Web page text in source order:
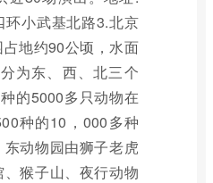
环小武基北路3.北京
地约90公顷，水面
为东、西、北三个
的5000多只动物在
种的10，000多种
动物园由狮子老虎
猴子山、夜行动物